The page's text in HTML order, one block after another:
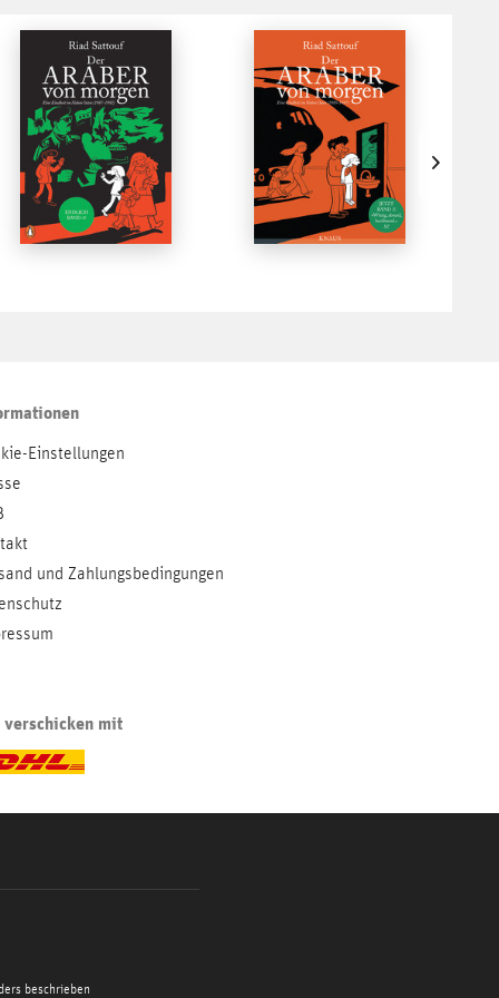
Einstellungen
und Zahlungsbedingungen
mit
beschrieben